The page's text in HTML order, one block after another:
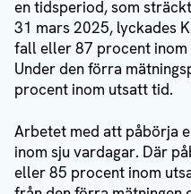
en tidsperiod, som
31 mars 2025, lyckades
fall eller 87 procent
Under den förra
procent inom utsatt tid.
Arbetet med att påbörja
inom sju vardagar. Där
eller 85 procent inom